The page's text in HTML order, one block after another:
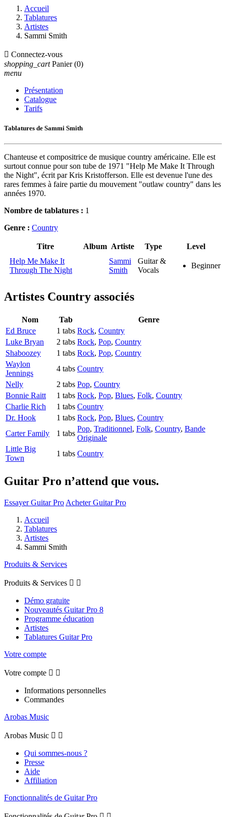
Accueil
Tablatures
Artistes
Sammi Smith
 Connectez-vous
shopping_cart Panier (0)
menu
Présentation
Catalogue
Tarifs
Tablatures de Sammi Smith
Chanteuse et compositrice de musique country américaine. Elle est
surtout connue pour son tube de 1971 "Help Me Make It Through
the Night", écrit par Kris Kristofferson. Elle est devenue l'une des
rares femmes à faire partie du mouvement "outlaw country" dans les
années 1970.
Nombre de tablatures : 1
Genre : Country
Titre Album Artiste Type
Level
Help Me Make It
Through The Night
Sammi
Smith
Guitar &
Vocals
Beginner
Artistes Country associés
Nom Tab
Genre
Ed Bruce
1 tabs Rock, Country
Luke Bryan
2 tabs Rock, Pop, Country
Shaboozey
1 tabs Rock, Pop, Country
Waylon
Jennings
4 tabs Country
Nelly
2 tabs Pop, Country
Bonnie Raitt
1 tabs Rock, Pop, Blues, Folk, Country
Charlie Rich
1 tabs Country
Dr. Hook
1 tabs Rock, Pop, Blues, Country
Carter Family
1 tabs
Pop, Traditionnel, Folk, Country, Bande
Originale
Little Big
Town
1 tabs Country
Guitar Pro n’attend que vous.
Essayer Guitar Pro Acheter Guitar Pro
Accueil
Tablatures
Artistes
Sammi Smith
Produits & Services
Produits & Services  
Démo gratuite
Nouveautés Guitar Pro 8
Programme éducation
Artistes
Tablatures Guitar Pro
Votre compte
Votre compte  
Informations personnelles
Commandes
Arobas Music
Arobas Music  
Qui sommes-nous ?
Presse
Aide
Affiliation
Fonctionnalités de Guitar Pro